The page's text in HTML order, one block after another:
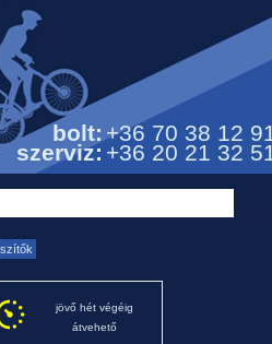
bolt: +36 70 38 12
szerviz: +36 20 21 32
jövő hét végéig
átvehető